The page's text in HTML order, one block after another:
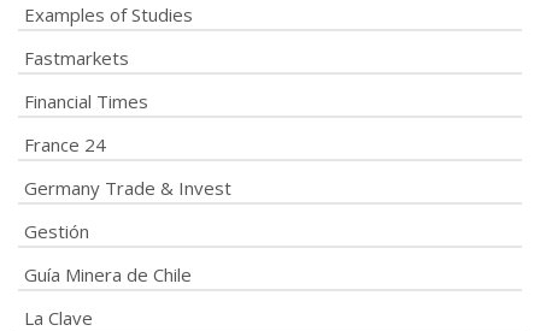
Examples of Studies
Fastmarkets
Financial Times
France 24
Germany Trade & Invest
Gestión
Guía Minera de Chile
La Clave